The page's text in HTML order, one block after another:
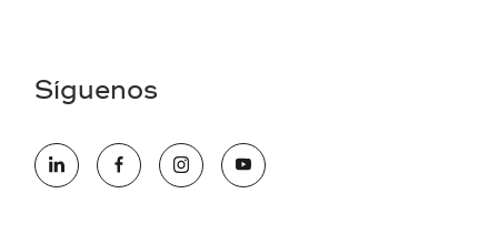
electrónico hqaffirmativeaction@marriott.com
oportunidades que se compromete a contratar una fuerza
de trabajo diversa y a mantener una cultura inclusiva.
Síguenos